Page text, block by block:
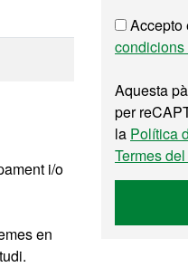
i/o
en
Accepto
Aquesta
per
la Política
Termes